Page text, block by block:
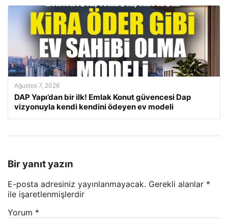
Ağustos 7, 2026
DAP Yapı’dan bir ilk! Emlak Konut güvencesi Dap
vizyonuyla kendi kendini ödeyen ev modeli
Bir yanıt yazın
E-posta adresiniz yayınlanmayacak. Gerekli alanlar *
ile işaretlenmişlerdir
Yorum *